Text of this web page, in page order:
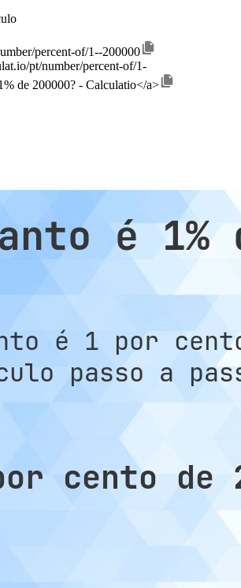
percent-of/1--200000
pt/number/percent-of/1-
de 200000? - Calculatio</a>